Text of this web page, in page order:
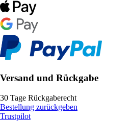
Versand und Rückgabe
30 Tage Rückgaberecht
Bestellung zurückgeben
Trustpilot